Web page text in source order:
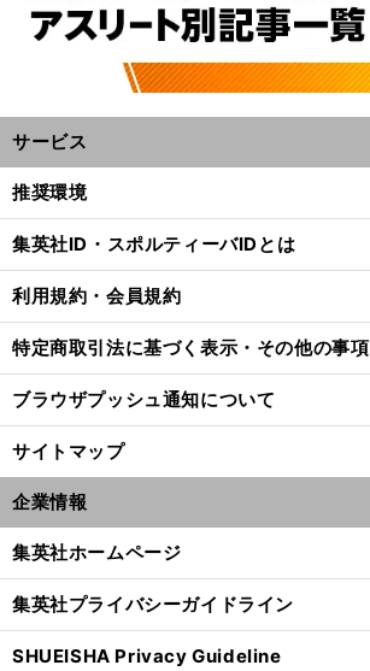
サービス
推奨環境
集英社ID・スポルティーバIDとは
利用規約・会員規約
特定商取引法に基づく表示・その他の事項
ブラウザプッシュ通知について
サイトマップ
企業情報
集英社ホームページ
集英社プライバシーガイドライン
SHUEISHA Privacy Guideline